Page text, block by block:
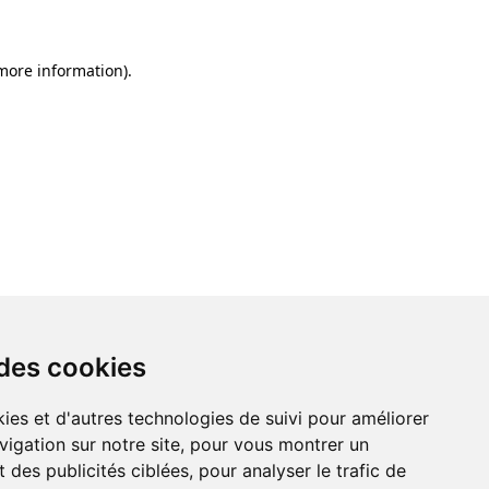
cookies
et d'autres technologies de suivi pour améliorer
sur notre site, pour vous montrer un
des publicités ciblées, pour analyser le trafic de
information).